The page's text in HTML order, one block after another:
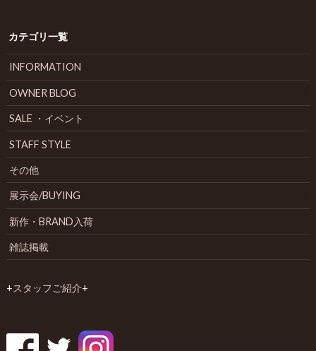
カテゴリ一覧
INFORMATION
OWNER BLOG
SALE ・イベント
STAFF STYLE
その他
展示会/BUYING
新作・BRAND入荷
雑誌掲載
+スタッフご紹介+